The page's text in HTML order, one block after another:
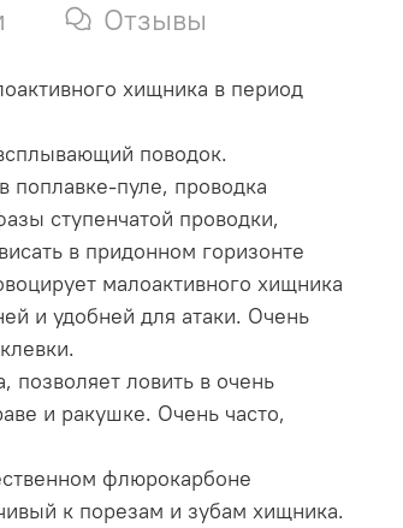
Отзывы
хищника в период
поводок.
поплавке-пуле, проводка
ступенчатой проводки,
в придонном горизонте
малоактивного хищника
и удобней для атаки. Очень
ловить в очень
и ракушке. Очень часто,
флюрокарбоне
к порезам и зубам хищника.